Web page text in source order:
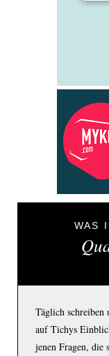
WAS
Täglich schreiben
auf Tichys
jenen Fragen, die